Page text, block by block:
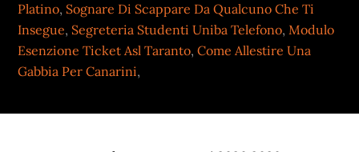
Platino, Sognare Di Scappare Da Qualcuno Che Ti
Insegue, Segreteria Studenti Uniba Telefono,Modulo
Esenzione Ticket Asl Taranto,Come Allestire Una
Gabbia Per Canarini,